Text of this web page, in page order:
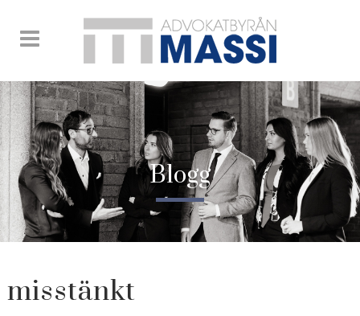
Blogg
misstänkt